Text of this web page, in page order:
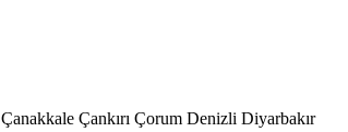
Çanakkale Çankırı Çorum Denizli Diyarbakır